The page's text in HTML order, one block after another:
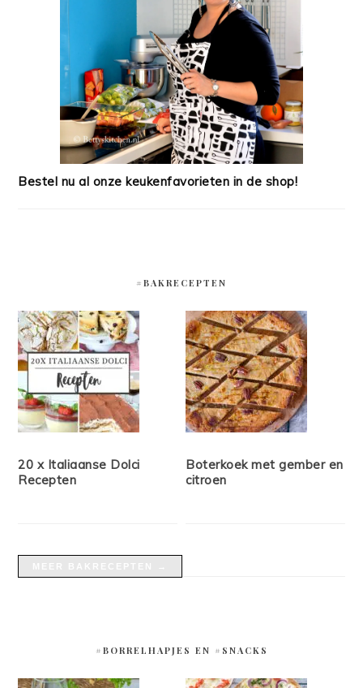
Bestel nu al onze keukenfavorieten in de shop!
#BAKRECEPTEN
20 x Italiaanse Dolci
Recepten
Boterkoek met gember en
citroen
#BORRELHAPJES EN #SNACKS